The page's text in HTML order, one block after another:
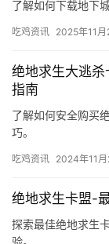
了解如何下载地下
吃鸡资讯 2025年11月
绝地求生大逃
指南
了解如何安全购买
巧。
吃鸡资讯 2024年11月
绝地求生卡盟-
探索最佳绝地求生
验。